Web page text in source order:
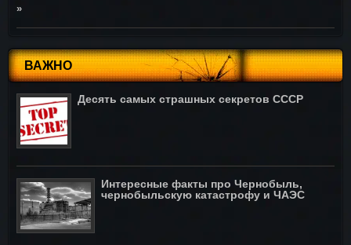
»
ВАЖНО
Десять самых страшных секретов СССР
Интересные факты про Чернобыль,
чернобыльскую катастрофу и ЧАЭС